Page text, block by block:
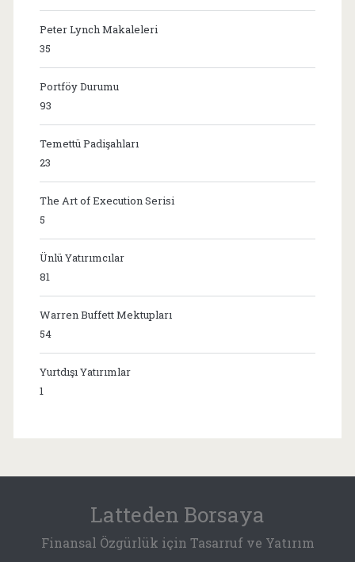
Peter Lynch Makaleleri
35
Portföy Durumu
93
Temettü Padişahları
23
The Art of Execution Serisi
5
Ünlü Yatırımcılar
81
Warren Buffett Mektupları
54
Yurtdışı Yatırımlar
1
Latteden Borsaya
Finansal Özgürlük için Tasarruf ve Yatırım